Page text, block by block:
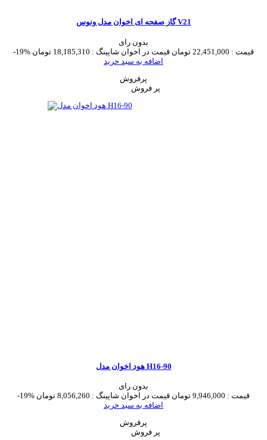
گاز صفحه ای اخوان مدل ونوس V21
بدون رای
-19%
قیمت : 22,451,000 تومان قیمت در اخوان شاپینگ : 18,185,310 تومان
اضافه به سبد خرید
پرفروش
هود اخوان مدل H16-90
بدون رای
-19%
قیمت : 9,946,000 تومان قیمت در اخوان شاپینگ : 8,056,260 تومان
اضافه به سبد خرید
پرفروش